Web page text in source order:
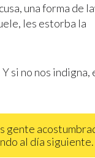
una forma de
les estorba la
Y si no nos indigna,
gente
al día siguiente.